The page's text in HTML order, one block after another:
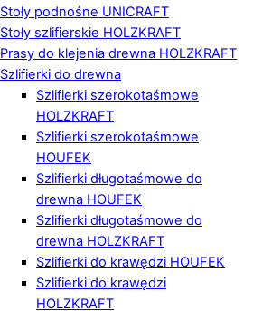
Stoły podnośne UNICRAFT
Stoły szlifierskie HOLZKRAFT
Prasy do klejenia drewna HOLZKRAFT
Szlifierki do drewna
Szlifierki szerokotaśmowe
HOLZKRAFT
Szlifierki szerokotaśmowe
HOUFEK
Szlifierki długotaśmowe do
drewna HOUFEK
Szlifierki długotaśmowe do
drewna HOLZKRAFT
Szlifierki do krawędzi HOUFEK
Szlifierki do krawędzi
HOLZKRAFT